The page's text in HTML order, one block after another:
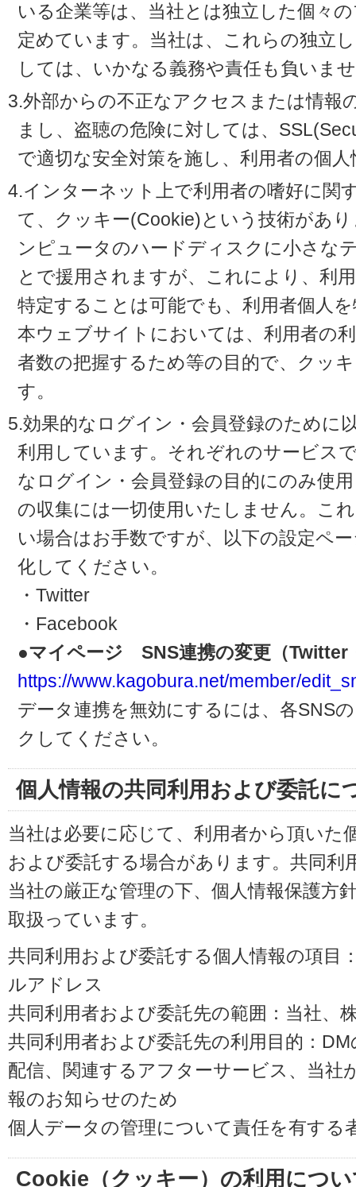
いる企業等は、当社とは独立した個々
定めています。当社は、これらの独立
しては、いかなる義務や責任も負いま
3.外部からの不正なアクセスまたは情報
まし、盗聴の危険に対しては、
で適切な安全対策を施し、利用者の個
4.インターネット上で利用者の嗜好に関
て、クッキー(Cookie)という技術があ
ンピュータのハードディスクに小さな
とで援用されますが、これにより、利
特定することは可能でも、利用者個人
本ウェブサイトにおいては、利用者の
者数の把握するため等の目的で、クッ
す。
5.効果的なログイン・会員登録のために
利用しています。それぞれのサービス
なログイン・会員登録の目的にのみ使
の収集には一切使用いたしません。こ
い場合はお手数ですが、以下の設定ペ
化してください。
・Twitter
・Facebook
●マイページ SNS連携の変更（Twitter
https://www.kagobura.net/member/
データ連携を無効にするには、各SNS
クしてください。
個人情報の共同利用および委託に
当社は必要に応じて、利用者から頂いた
および委託する場合があります。共同利
当社の厳正な管理の下、個人情報保護方
取扱っています。
共同利用および委託する個人情報の項目
ルアドレス
共同利用者および委託先の範囲：当社、
共同利用者および委託先の利用目的：
配信、関連するアフターサービス、当社
報のお知らせのため
個人データの管理について責任を有する
Cookie（クッキー）の利用につ